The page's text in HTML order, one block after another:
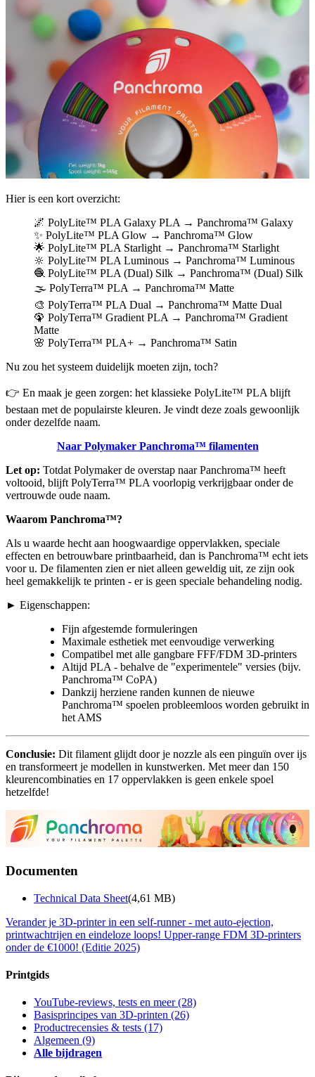
Hier is een kort overzicht:
🌌 PolyLite™ PLA Galaxy PLA → Panchroma™ Galaxy
✨ PolyLite™ PLA Glow → Panchroma™ Glow
🌟 PolyLite™ PLA Starlight → Panchroma™ Starlight
🔆 PolyLite™ PLA Luminous → Panchroma™ Luminous
🧶 PolyLite™ PLA (Dual) Silk → Panchroma™ (Dual) Silk
🌫️ PolyTerra™ PLA → Panchroma™ Matte
🎨 PolyTerra™ PLA Dual → Panchroma™ Matte Dual
🦚 PolyTerra™ Gradient PLA → Panchroma™ Gradient
Matte
🌸 PolyTerra™ PLA+ → Panchroma™ Satin
Nu zou het systeem duidelijk moeten zijn, toch?
👉 En maak je geen zorgen: het klassieke PolyLite™ PLA blijft
bestaan met de populairste kleuren. Je vindt deze zoals gewoonlijk
onder dezelfde naam.
Naar Polymaker Panchroma™ filamenten
Let op: Totdat Polymaker de overstap naar Panchroma™ heeft
voltooid, blijft PolyTerra™ PLA voorlopig verkrijgbaar onder de
vertrouwde oude naam.
Waarom Panchroma™?
Als u waarde hecht aan hoogwaardige oppervlakken, speciale
effecten en betrouwbare printbaarheid, dan is Panchroma™ echt iets
voor u. De filamenten zien er niet alleen geweldig uit, ze zijn ook
heel gemakkelijk te printen - er is geen speciale behandeling nodig.
► Eigenschappen:
Fijn afgestemde formuleringen
Maximale esthetiek met eenvoudige verwerking
Compatibel met alle gangbare FFF/FDM 3D-printers
Altijd PLA - behalve de "experimentele" versies (bijv.
Panchroma™ CoPA)
Dankzij herziene randen kunnen de nieuwe
Panchroma™ spoelen probleemloos worden gebruikt in
het AMS
Conclusie: Dit filament glijdt door je nozzle als een pinguïn over ijs
en transformeert je modellen in kunstwerken. Met meer dan 150
kleurencombinaties en 17 oppervlakken is geen enkele spoel
hetzelfde!
Documenten
Technical Data Sheet(4,61 MB)
Verander je 3D-printer in een self-runner - met auto-ejection,
printwachtrijen en eindeloze loops! Upper-range FDM 3D-printers
onder de €1000! (Editie 2025)
Printgids
YouTube-reviews, tests en meer(28)
Basisprincipes van 3D-printen (26)
Productrecensies & tests (17)
Algemeen (9)
Alle bijdragen